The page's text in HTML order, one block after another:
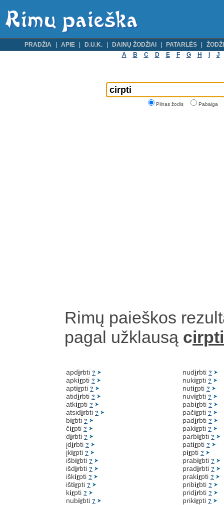
PRADŽIA APIE D.U.K. DAINŲ ŽODŽIAI PATARLĖS
A
B C D E F G H J
Pilnas žodis Pabaiga
Rimų paieškos
pagal užklausą cirpti
apdirbti ?
apkirpti ?
aptirpti ?
atidirbti ?
atkirpti ?
atsidirbti ?
birbti ?
čirpti ?
dirbti ?
įdirbti ?
įkirpti ?
išbirbti ?
išdirbti ?
iškirpti ?
ištirpti ?
kirpti ?
nubirbti ?
nudirbti ?
nukirpti ?
nutirpti ?
nuvirbti ?
pabirbti ?
pačirpti ?
padirbti ?
pakirpti ?
parbirbti ?
patirpti ?
pirpti ?
prabirbti ?
pradirbti ?
prakirpti ?
pribirbti ?
pridirbti ?
prikirpti ?